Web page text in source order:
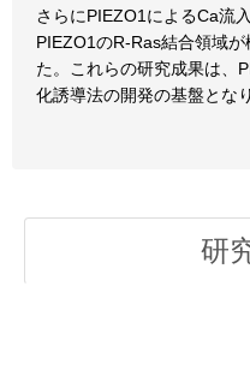
さらにPIEZO1によるCa流
PIEZO1のR-Ras結合領域
た。これらの研究成果は、
化誘導法の開発の基盤とな
研